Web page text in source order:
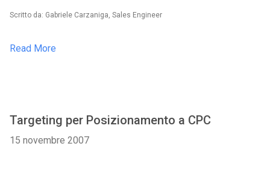
Scritto da: Gabriele Carzaniga, Sales Engineer
Read More
Targeting per Posizionamento a CPC
15 novembre 2007